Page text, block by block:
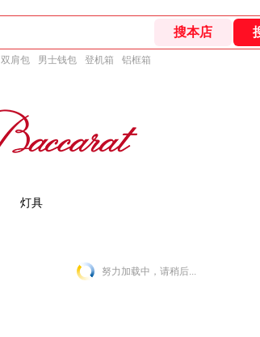
双肩包 男士钱包 登机箱 铝框箱
灯具
努力加载中，请稍后...